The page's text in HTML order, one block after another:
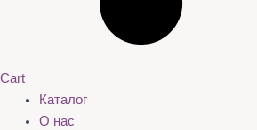
Cart
Каталог
О нас